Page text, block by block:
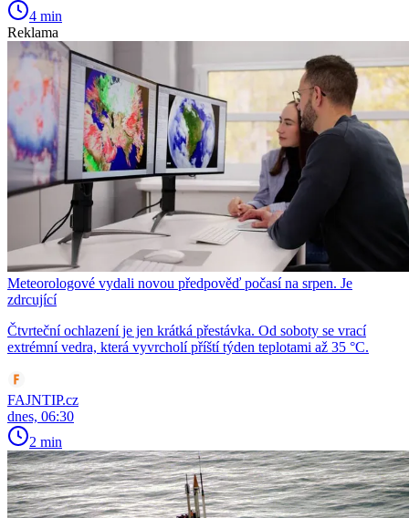
4 min
Reklama
Meteorologové vydali novou předpověď počasí na srpen. Je
zdrcující
Čtvrteční ochlazení je jen krátká přestávka. Od soboty se vrací
extrémní vedra, která vyvrcholí příští týden teplotami až 35 °C.
FAJNTIP.cz
dnes, 06:30
2 min